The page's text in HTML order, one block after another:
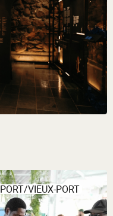
PORT/VIEUX-PORT